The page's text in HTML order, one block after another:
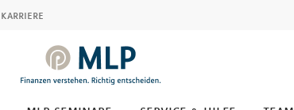
karriere